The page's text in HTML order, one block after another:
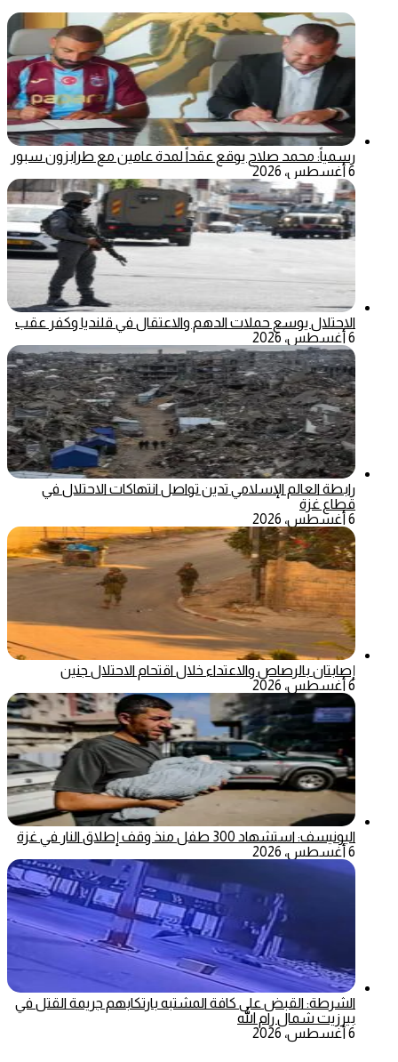
رسمياً: محمد صلاح يوقع عقداً لمدة عامين مع طرابزون سبور
6 أغسطس، 2026
الاحتلال يوسع حملات الدهم والاعتقال في قلنديا وكفر عقب
6 أغسطس، 2026
رابطة العالم الإسلامي تدين تواصل انتهاكات الاحتلال في
قطاع غزة
6 أغسطس، 2026
إصابتان بالرصاص والاعتداء خلال اقتحام الاحتلال جنين
6 أغسطس، 2026
اليونيسف: استشهاد 300 طفل منذ وقف إطلاق النار في غزة
6 أغسطس، 2026
الشرطة: القبض على كافة المشتبه بارتكابهم جريمة القتل في
بيرزيت شمال رام الله
6 أغسطس، 2026